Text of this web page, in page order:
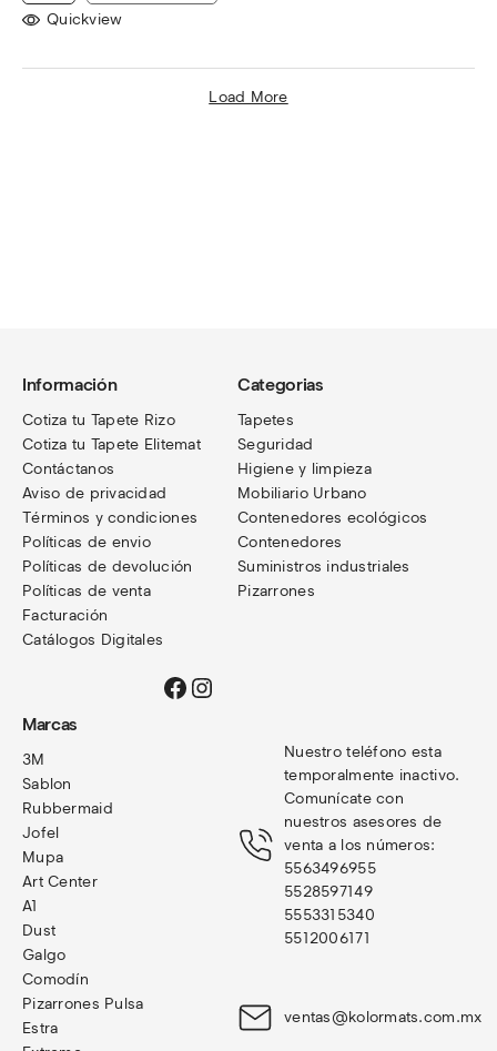
Quickview
Load More
Información
Cotiza tu Tapete Rizo
Cotiza tu Tapete Elitemat
Contáctanos
Aviso de privacidad
Términos y condiciones
Políticas de envio
Políticas de devolución
Políticas de venta
Facturación
Catálogos Digitales
Facebook
Instagram
Categorias
Tapetes
Seguridad
Higiene y limpieza
Mobiliario Urbano
Contenedores ecológicos
Contenedores
Suministros industriales
Pizarrones
Marcas
3M
Sablon
Rubbermaid
Jofel
Mupa
Art Center
A1
Dust
Galgo
Comodín
Pizarrones Pulsa
Estra
Nuestro teléfono esta
temporalmente inactivo.
Comunícate con
nuestros asesores de
venta a los números:
5563496955
5528597149
5553315340
5512006171
ventas@kolormats.com.mx